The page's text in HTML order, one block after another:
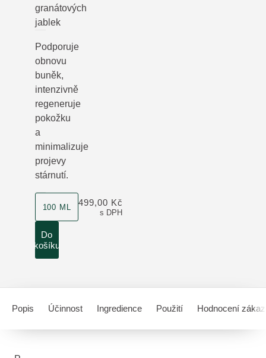
granátových
jablek
Podporuje
obnovu
buněk,
intenzivně
regeneruje
pokožku
a
minimalizuje
projevy
stárnutí.
velikost produktu
100 ML
s DPH
499,00 Kč
Do
košíku
Popis Účinnost Ingredience Použití Hodnocení